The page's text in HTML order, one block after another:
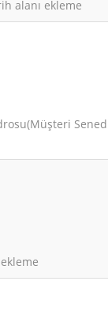
alanı ekleme